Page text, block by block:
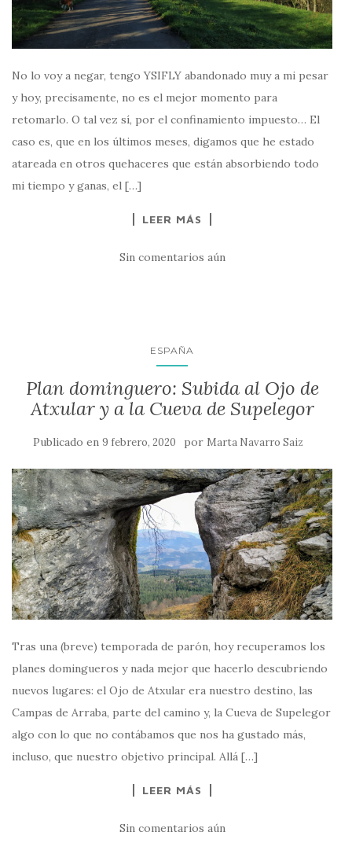
No lo voy a negar, tengo YSIFLY abandonado muy a mi pesar
y hoy, precisamente, no es el mejor momento para
retomarlo. O tal vez sí, por el confinamiento impuesto… El
caso es, que en los últimos meses, digamos que he estado
atareada en otros quehaceres que están absorbiendo todo
mi tiempo y ganas, el […]
LEER MÁS
Sin comentarios aún
ESPAÑA
Plan dominguero: Subida al Ojo de
Atxular y a la Cueva de Supelegor
Publicado en 9 febrero, 2020 por Marta Navarro Saiz
Tras una (breve) temporada de parón, hoy recuperamos los
planes domingueros y nada mejor que hacerlo descubriendo
nuevos lugares: el Ojo de Atxular era nuestro destino, las
Campas de Arraba, parte del camino y, la Cueva de Supelegor
algo con lo que no contábamos que nos ha gustado más,
incluso, que nuestro objetivo principal. Allá […]
LEER MÁS
Sin comentarios aún